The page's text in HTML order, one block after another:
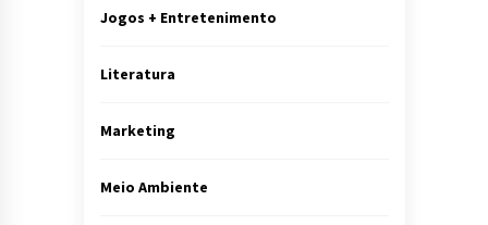
Jogos + Entretenimento
Literatura
Marketing
Meio Ambiente